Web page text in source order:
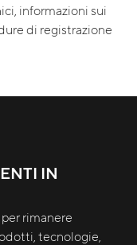
informazioni sui
di registrazione
IN
rimanere
tecnologie,